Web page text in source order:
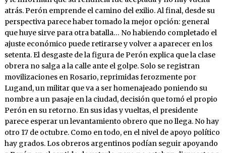
atrás. Perón emprende el camino del exilio. Al final, desde su
perspectiva parece haber tomado la mejor opción: general
que huye sirve para otra batalla… No habiendo completado el
ajuste económico puede retirarse y volver a aparecer en los
setenta. El desgaste de la figura de Perón explica que la clase
obrera no salga a la calle ante el golpe. Solo se registran
movilizaciones en Rosario, reprimidas ferozmente por
Lugand, un militar que va a ser homenajeado poniendo su
nombre a un pasaje en la ciudad, decisión que tomó el propio
Perón en su retorno. En sus idas y vueltas, el presidente
parece esperar un levantamiento obrero que no llega. No hay
otro 17 de octubre. Como en todo, en el nivel de apoyo político
hay grados. Los obreros argentinos podían seguir apoyando